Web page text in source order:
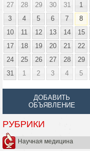
27
28 29 30 31 1
3
4 5 6 7 8
10
11 12 13 14 15
17
18 19 20 21 22
24
25 26 27 28 29
31
1 2 3 4 5
ДОБАВИТЬ
ОБЪЯВЛЕНИЕ
РУБРИКИ
Научная медицина